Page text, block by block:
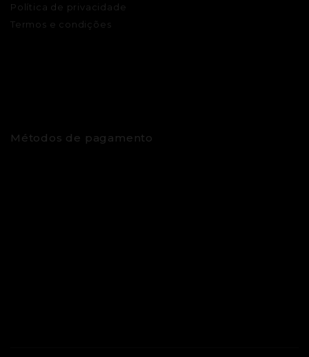
Política de privacidade
Termos e condições
Métodos de pagamento